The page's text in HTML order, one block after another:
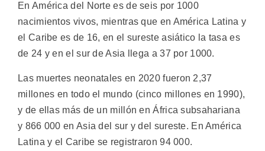
En América del Norte es de seis por 1000
nacimientos vivos, mientras que en América Latina y
el Caribe es de 16, en el sureste asiático la tasa es
de 24 y en el sur de Asia llega a 37 por 1000.
Las muertes neonatales en 2020 fueron 2,37
millones en todo el mundo (cinco millones en 1990),
y de ellas más de un millón en África subsahariana
y 866 000 en Asia del sur y del sureste. En América
Latina y el Caribe se registraron 94 000.